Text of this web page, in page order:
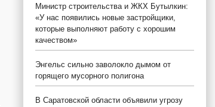
Министр строительства и ЖКХ Бутылкин:
«У нас появились новые застройщики,
которые выполняют работу с хорошим
качеством»
Энгельс сильно заволокло дымом от
горящего мусорного полигона
В Саратовской области объявили угрозу